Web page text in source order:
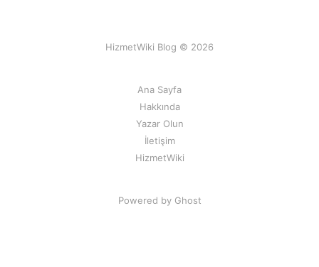
HizmetWiki Blog © 2026
Ana Sayfa
Hakkında
Yazar Olun
İletişim
HizmetWiki
Powered by Ghost